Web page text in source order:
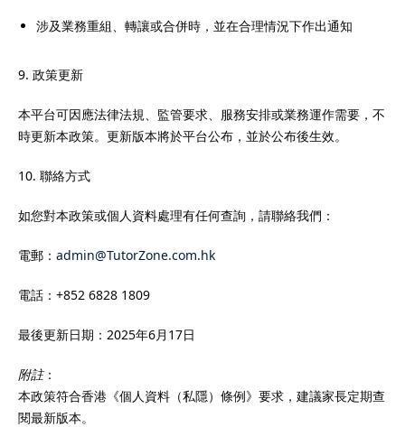
涉及業務重組、轉讓或合併時，並在合理情況下作出通知
9. 政策更新
本平台可因應法律法規、監管要求、服務安排或業務運作需要，不
時更新本政策。更新版本將於平台公布，並於公布後生效。
10. 聯絡方式
如您對本政策或個人資料處理有任何查詢，請聯絡我們：
電郵： admin@TutorZone.com.hk
電話：+852 6828 1809
最後更新日期：2025年6月17日
附註：
本政策符合香港《個人資料（私隱）條例》要求，建議家長定期查
閱最新版本。